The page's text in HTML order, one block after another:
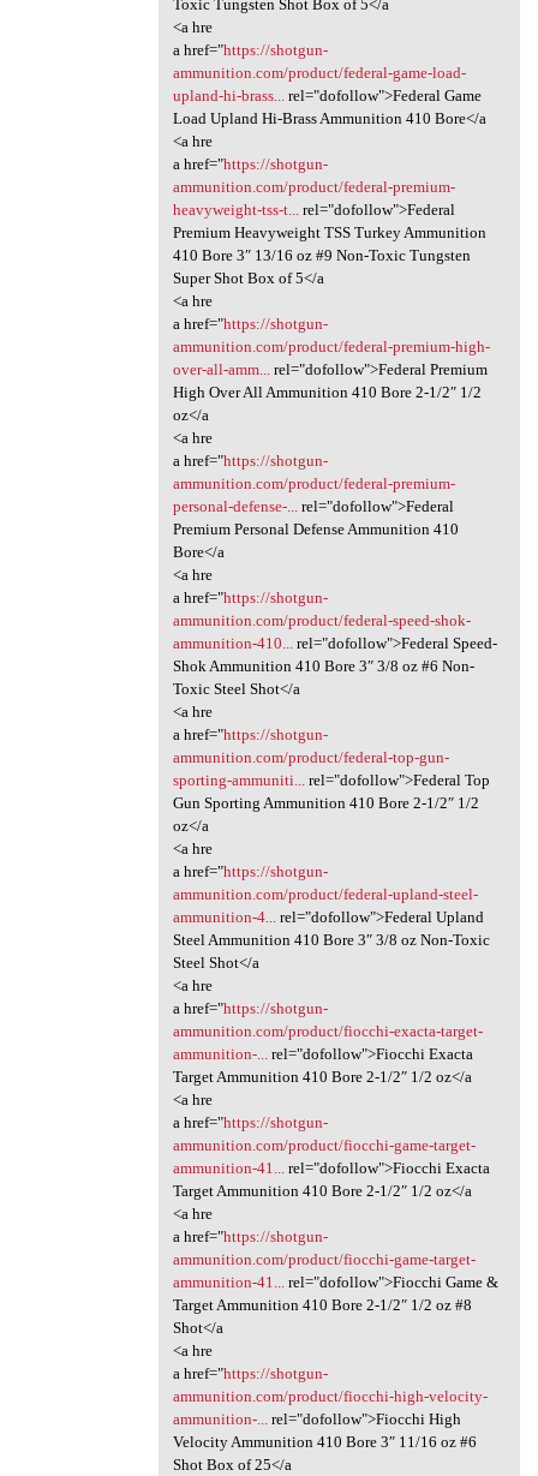
Toxic Tungsten Shot Box of 5</a
<a hre
a href="https://shotgun-
ammunition.com/product/federal-game-load-
upland-hi-brass...rel="dofollow">Federal Game
Load Upland Hi-Brass Ammunition 410 Bore</a
<a hre
a href="https://shotgun-
ammunition.com/product/federal-premium-
heavyweight-tss-t...rel="dofollow">Federal
Premium Heavyweight TSS Turkey Ammunition
410 Bore 3″ 13/16 oz #9 Non-Toxic Tungsten
Super Shot Box of 5</a
<a hre
a href="https://shotgun-
ammunition.com/product/federal-premium-high-
over-all-amm...rel="dofollow">Federal Premium
High Over All Ammunition 410 Bore 2-1/2″ 1/2
oz</a
<a hre
a href="https://shotgun-
ammunition.com/product/federal-premium-
personal-defense-...rel="dofollow">Federal
Premium Personal Defense Ammunition 410
Bore</a
<a hre
a href="https://shotgun-
ammunition.com/product/federal-speed-shok-
ammunition-410...rel="dofollow">Federal Speed-
Shok Ammunition 410 Bore 3″ 3/8 oz #6 Non-
Toxic Steel Shot</a
<a hre
a href="https://shotgun-
ammunition.com/product/federal-top-gun-
sporting-ammuniti...rel="dofollow">Federal Top
Gun Sporting Ammunition 410 Bore 2-1/2″ 1/2
oz</a
<a hre
a href="https://shotgun-
ammunition.com/product/federal-upland-steel-
ammunition-4...rel="dofollow">Federal Upland
Steel Ammunition 410 Bore 3″ 3/8 oz Non-Toxic
Steel Shot</a
<a hre
a href="https://shotgun-
ammunition.com/product/fiocchi-exacta-target-
ammunition-...rel="dofollow">Fiocchi Exacta
Target Ammunition 410 Bore 2-1/2″ 1/2 oz</a
<a hre
a href="https://shotgun-
ammunition.com/product/fiocchi-game-target-
ammunition-41...rel="dofollow">Fiocchi Exacta
Target Ammunition 410 Bore 2-1/2″ 1/2 oz</a
<a hre
a href="https://shotgun-
ammunition.com/product/fiocchi-game-target-
ammunition-41...rel="dofollow">Fiocchi Game &
Target Ammunition 410 Bore 2-1/2″ 1/2 oz #8
Shot</a
<a hre
a href="https://shotgun-
ammunition.com/product/fiocchi-high-velocity-
ammunition-...rel="dofollow">Fiocchi High
Velocity Ammunition 410 Bore 3″ 11/16 oz #6
Shot Box of 25</a